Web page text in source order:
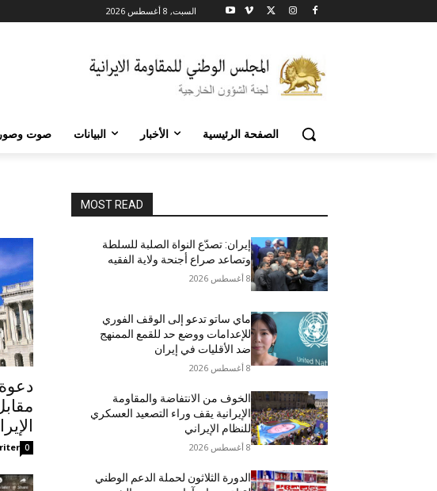
السبت, 8 أغسطس 2026
الصفحة الرئيسية الأخبار البيانات صوت
0
MOST READ
إيران: تصدّع النواة الصلبة للسلطة
وتصاعد صراع أجنحة ولاية الفقيه
8 أغسطس 2026
ماي ساتو تدعو إلى الوقف الفوري
للإعدامات ووضع حد للقمع الممنهج
ضد الأقليات في إيران
8 أغسطس 2026
الخوف من الانتفاضة والمقاومة
الإيرانية يقف وراء التصعيد العسكري
للنظام الإيراني
8 أغسطس 2026
الدورة الثلاثون لحملة الدعم الوطني